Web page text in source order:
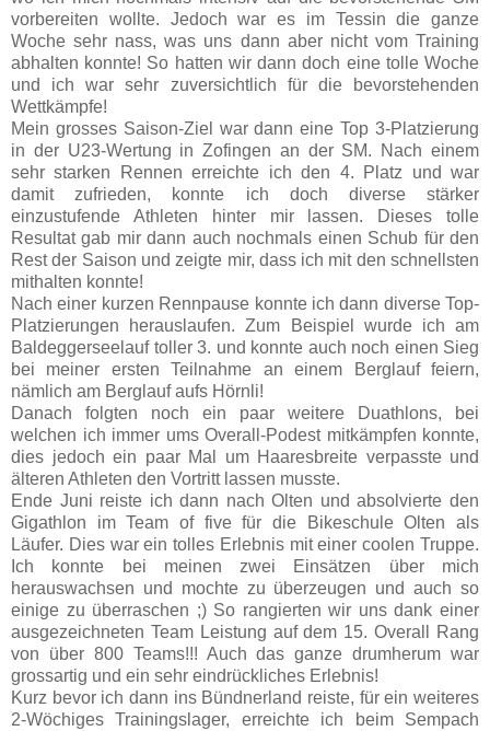
vorbereiten wollte. Jedoch war es im Tessin die ganze
Woche sehr nass, was uns dann aber nicht vom Training
abhalten konnte! So hatten wir dann doch eine tolle Woche
und ich war sehr zuversichtlich für die bevorstehenden
Wettkämpfe!
Mein grosses Saison-Ziel war dann eine Top 3-Platzierung
in der U23-Wertung in Zofingen an der SM. Nach einem
sehr starken Rennen erreichte ich den 4. Platz und war
damit zufrieden, konnte ich doch diverse stärker
einzustufende Athleten hinter mir lassen. Dieses tolle
Resultat gab mir dann auch nochmals einen Schub für den
Rest der Saison und zeigte mir, dass ich mit den schnellsten
mithalten konnte!
Nach einer kurzen Rennpause konnte ich dann diverse Top-
Platzierungen herauslaufen. Zum Beispiel wurde ich am
Baldeggerseelauf toller 3. und konnte auch noch einen Sieg
bei meiner ersten Teilnahme an einem Berglauf feiern,
nämlich am Berglauf aufs Hörnli!
Danach folgten noch ein paar weitere Duathlons, bei
welchen ich immer ums Overall-Podest mitkämpfen konnte,
dies jedoch ein paar Mal um Haaresbreite verpasste und
älteren Athleten den Vortritt lassen musste.
Ende Juni reiste ich dann nach Olten und absolvierte den
Gigathlon im Team of five für die Bikeschule Olten als
Läufer. Dies war ein tolles Erlebnis mit einer coolen Truppe.
Ich konnte bei meinen zwei Einsätzen über mich
herauswachsen und mochte zu überzeugen und auch so
einige zu überraschen ;) So rangierten wir uns dank einer
ausgezeichneten Team Leistung auf dem 15. Overall Rang
von über 800 Teams!!! Auch das ganze drumherum war
grossartig und ein sehr eindrückliches Erlebnis!
Kurz bevor ich dann ins Bündnerland reiste, für ein weiteres
2-Wöchiges Trainingslager, erreichte ich beim Sempach